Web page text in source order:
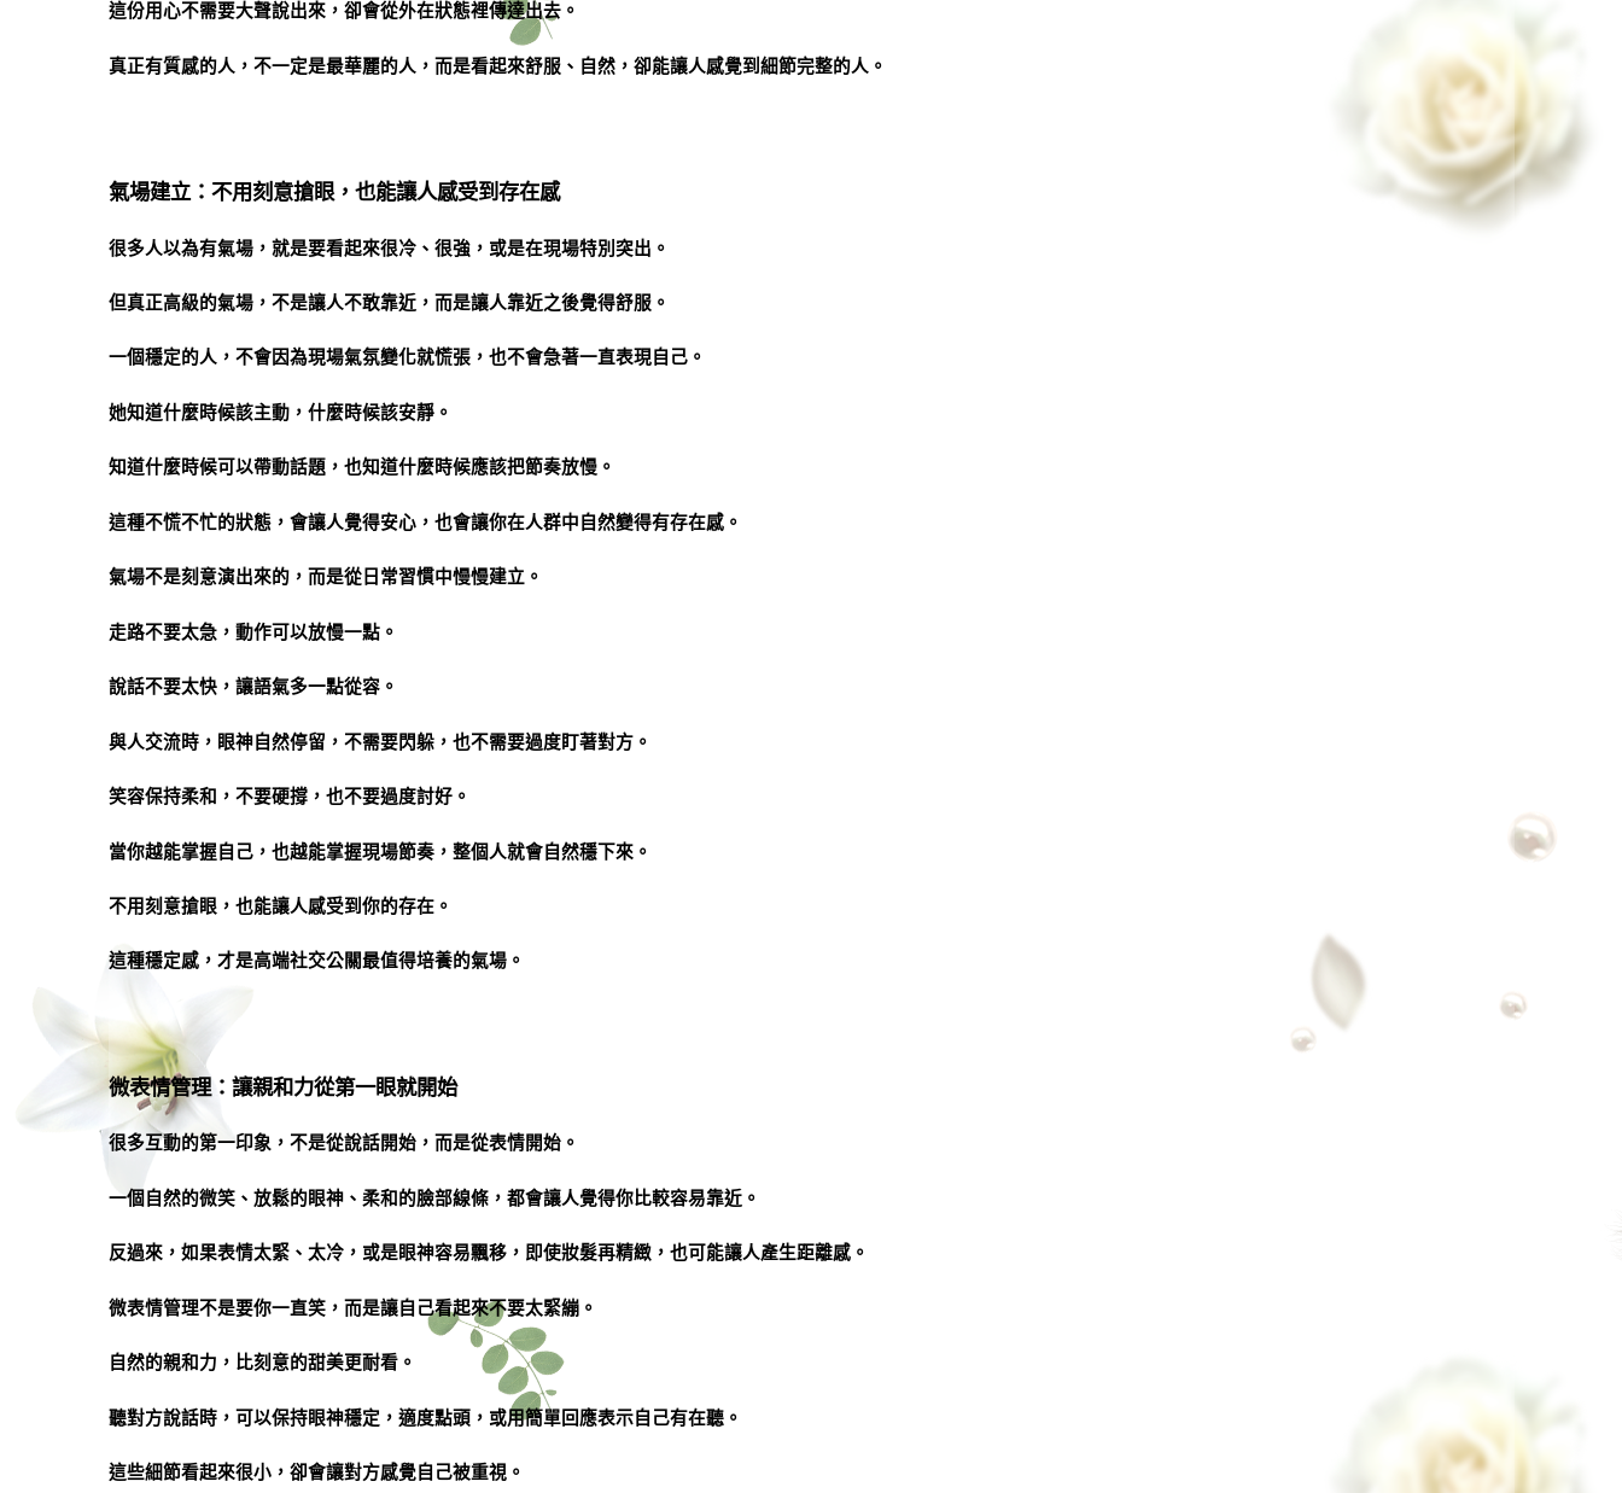
這份用心不需要大聲說出來，卻會從外在狀態裡傳達出去。
真正有質感的人，不一定是最華麗的人，而是看起來舒服、自然，卻能讓人感覺到細節完整的人。
氣場建立：不用刻意搶眼，也能讓人感受到存在感
很多人以為有氣場，就是要看起來很冷、很強，或是在現場特別突出。
但真正高級的氣場，不是讓人不敢靠近，而是讓人靠近之後覺得舒服。
一個穩定的人，不會因為現場氣氛變化就慌張，也不會急著一直表現自己。
她知道什麼時候該主動，什麼時候該安靜。
知道什麼時候可以帶動話題，也知道什麼時候應該把節奏放慢。
這種不慌不忙的狀態，會讓人覺得安心，也會讓你在人群中自然變得有存在感。
氣場不是刻意演出來的，而是從日常習慣中慢慢建立。
走路不要太急，動作可以放慢一點。
說話不要太快，讓語氣多一點從容。
與人交流時，眼神自然停留，不需要閃躲，也不需要過度盯著對方。
笑容保持柔和，不要硬撐，也不要過度討好。
當你越能掌握自己，也越能掌握現場節奏，整個人就會自然穩下來。
不用刻意搶眼，也能讓人感受到你的存在。
這種穩定感，才是高端社交公關最值得培養的氣場。
微表情管理：讓親和力從第一眼就開始
很多互動的第一印象，不是從說話開始，而是從表情開始。
一個自然的微笑、放鬆的眼神、柔和的臉部線條，都會讓人覺得你比較容易靠近。
反過來，如果表情太緊、太冷，或是眼神容易飄移，即使妝髮再精緻，也可能讓人產生距離感。
微表情管理不是要你一直笑，而是讓自己看起來不要太緊繃。
自然的親和力，比刻意的甜美更耐看。
聽對方說話時，可以保持眼神穩定，適度點頭，或用簡單回應表示自己有在聽。
這些細節看起來很小，卻會讓對方感覺自己被重視。